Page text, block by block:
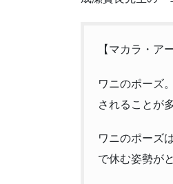
【マカラ・ア
ワニのポーズ
されることが
ワニのポーズ
で休む姿勢が